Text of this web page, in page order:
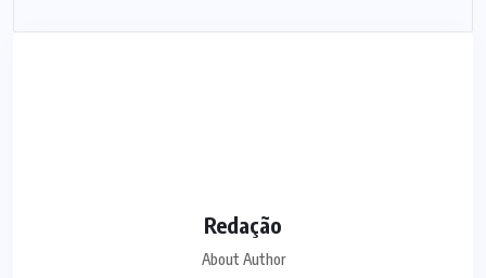
Redação
About Author